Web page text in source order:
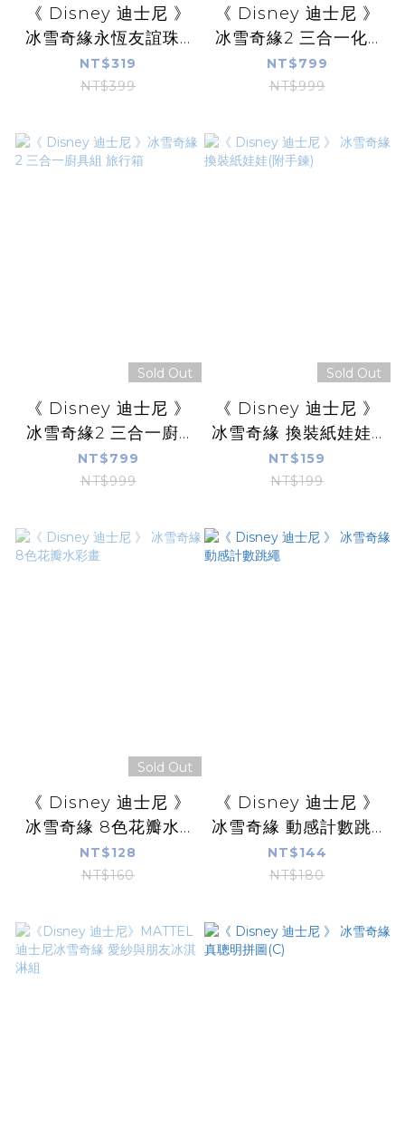
《 Disney 迪士尼 》
冰雪奇緣永恆友誼珠...
NT$319
NT$399
《 Disney 迪士尼 》
冰雪奇緣2 三合一化...
NT$799
NT$999
Sold Out
《 Disney 迪士尼 》
冰雪奇緣2 三合一廚...
NT$799
NT$999
Sold Out
《 Disney 迪士尼 》
冰雪奇緣 換裝紙娃娃...
NT$159
NT$199
Sold Out
《 Disney 迪士尼 》
冰雪奇緣 8色花瓣水...
NT$128
NT$160
《 Disney 迪士尼 》
冰雪奇緣 動感計數跳...
NT$144
NT$180